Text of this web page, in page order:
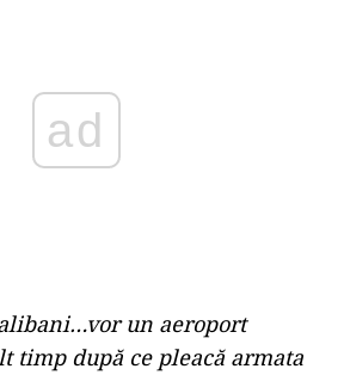
un aeroport
timp după ce pleacă armata